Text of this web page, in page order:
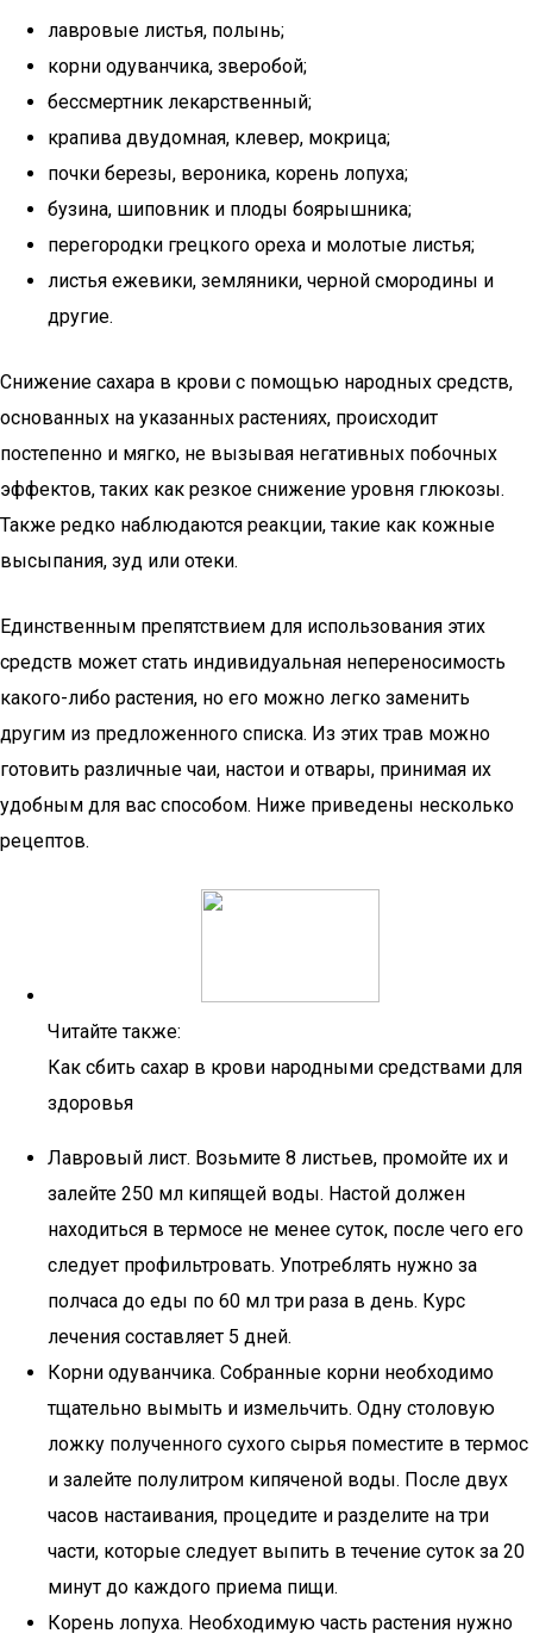
лавровые листья, полынь;
корни одуванчика, зверобой;
бессмертник лекарственный;
крапива двудомная, клевер, мокрица;
почки березы, вероника, корень лопуха;
бузина, шиповник и плоды боярышника;
перегородки грецкого ореха и молотые листья;
листья ежевики, земляники, черной смородины и
другие.
Снижение сахара в крови с помощью народных средств,
основанных на указанных растениях, происходит
постепенно и мягко, не вызывая негативных побочных
эффектов, таких как резкое снижение уровня глюкозы.
Также редко наблюдаются реакции, такие как кожные
высыпания, зуд или отеки.
Единственным препятствием для использования этих
средств может стать индивидуальная непереносимость
какого-либо растения, но его можно легко заменить
другим из предложенного списка. Из этих трав можно
готовить различные чаи, настои и отвары, принимая их
удобным для вас способом. Ниже приведены несколько
рецептов.
Читайте также:
Как сбить сахар в крови народными средствами для
здоровья
Лавровый лист. Возьмите 8 листьев, промойте их и
залейте 250 мл кипящей воды. Настой должен
находиться в термосе не менее суток, после чего его
следует профильтровать. Употреблять нужно за
полчаса до еды по 60 мл три раза в день. Курс
лечения составляет 5 дней.
Корни одуванчика. Собранные корни необходимо
тщательно вымыть и измельчить. Одну столовую
ложку полученного сухого сырья поместите в термос
и залейте полулитром кипяченой воды. После двух
часов настаивания, процедите и разделите на три
части, которые следует выпить в течение суток за 20
минут до каждого приема пищи.
Корень лопуха. Необходимую часть растения нужно